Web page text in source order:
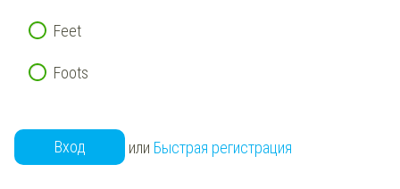
Feet
Foots
Вход или Быстрая регистрация